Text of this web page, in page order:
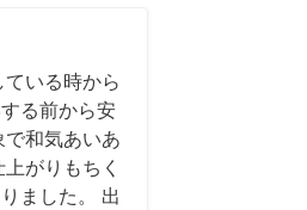
いる時から
る前から安
和気あいあ
がりもちく
ました。 出